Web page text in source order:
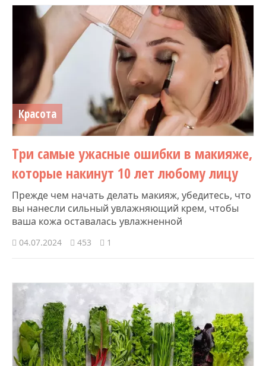
Красота
Три самые ужасные ошибки в макияже,
которые накинут 10 лет любому лицу
Прежде чем начать делать макияж, убедитесь, что
вы нанесли сильный увлажняющий крем, чтобы
ваша кожа оставалась увлажненной
04.07.2024 453 1